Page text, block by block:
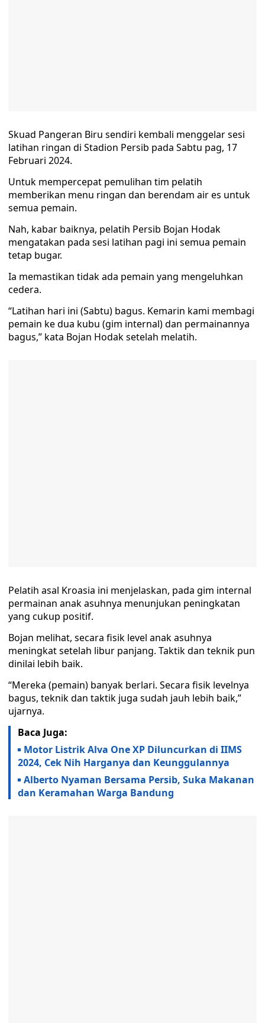
Skuad Pangeran Biru sendiri kembali menggelar sesi
latihan ringan di Stadion Persib pada Sabtu pag, 17
Februari 2024.
Untuk mempercepat pemulihan tim pelatih
memberikan menu ringan dan berendam air es untuk
semua pemain.
Nah, kabar baiknya, pelatih Persib Bojan Hodak
mengatakan pada sesi latihan pagi ini semua pemain
tetap bugar.
Ia memastikan tidak ada pemain yang mengeluhkan
cedera.
“Latihan hari ini (Sabtu) bagus. Kemarin kami membagi
pemain ke dua kubu (gim internal) dan permainannya
bagus,” kata Bojan Hodak setelah melatih.
Pelatih asal Kroasia ini menjelaskan, pada gim internal
permainan anak asuhnya menunjukan peningkatan
yang cukup positif.
Bojan melihat, secara fisik level anak asuhnya
meningkat setelah libur panjang. Taktik dan teknik pun
dinilai lebih baik.
“Mereka (pemain) banyak berlari. Secara fisik levelnya
bagus, teknik dan taktik juga sudah jauh lebih baik,”
ujarnya.
Baca Juga:
Motor Listrik Alva One XP Diluncurkan di IIMS
2024, Cek Nih Harganya dan Keunggulannya
Alberto Nyaman Bersama Persib, Suka Makanan
dan Keramahan Warga Bandung